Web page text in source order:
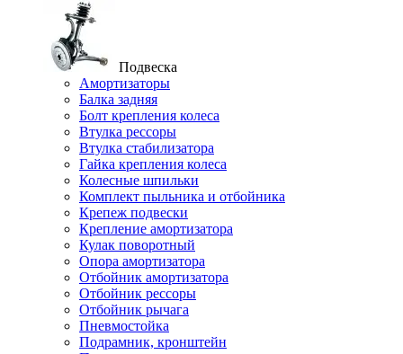
Подвеска
Амортизаторы
Балка задняя
Болт крепления колеса
Втулка рессоры
Втулка стабилизатора
Гайка крепления колеса
Колесные шпильки
Комплект пыльника и отбойника
Крепеж подвески
Крепление амортизатора
Кулак поворотный
Опора амортизатора
Отбойник амортизатора
Отбойник рессоры
Отбойник рычага
Пневмостойка
Подрамник, кронштейн